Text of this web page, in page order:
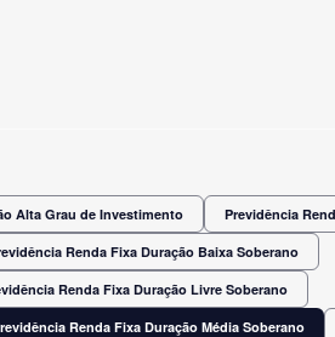
Alta Grau de Investimento Previdência
Renda Fixa Duração Baixa Soberano
Renda Fixa Duração Livre Soberano
Renda Fixa Duração Média Soberano